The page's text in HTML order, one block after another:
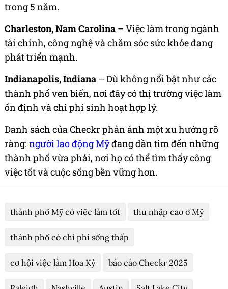
trong 5 năm.
Charleston, Nam Carolina – Việc làm trong ngành
tài chính, công nghệ và chăm sóc sức khỏe đang
phát triển mạnh.
Indianapolis, Indiana – Dù không nổi bật như các
thành phố ven biển, nơi đây có thị trường việc làm
ổn định và chi phí sinh hoạt hợp lý.
Danh sách của Checkr phản ánh một xu hướng rõ
ràng: người lao động Mỹđang dần tìm đến những
thành phố vừa phải, nơi họ có thể tìm thấy công
việc tốt và cuộc sống bền vững hơn.
thành phố Mỹ có việc làm tốt thu nhập cao ở Mỹ
thành phố có chi phí sống thấp
cơ hội việc làm Hoa Kỳ báo cáo Checkr 2025